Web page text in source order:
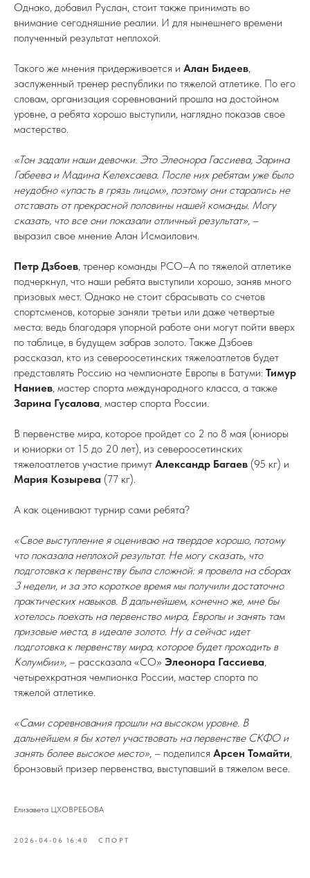
Однако, добавил Руслан, стоит также принимать во
внимание сегодняшние реалии. И для нынешнего времени
полученный результат неплохой.
Такого же мнения придерживается и Алан Бидеев,
заслуженный тренер республики по тяжелой атлетике. По его
словам, организация соревнований прошла на достойном
уровне, а ребята хорошо выступили, наглядно показав свое
мастерство.
«Тон задали наши девочки. Это Элеонора Гассиева, Зарина
Габеева и Мадина Келехсаева. После них ребятам уже было
неудобно «упасть в грязь лицом», поэтому они старались не
отставать от прекрасной половины нашей команды. Могу
сказать, что все они показали отличный результат», –
выразил свое мнение Алан Исмаилович.
Петр Дзбоев, тренер команды РСО–А по тяжелой атлетике
подчеркнул, что наши ребята выступили хорошо, заняв много
призовых мест. Однако не стоит сбрасывать со счетов
спортсменов, которые заняли третьи или даже четвертые
места: ведь благодаря упорной работе они могут пойти вверх
по таблице, в будущем забрав золото. Также Дзбоев
рассказал, кто из североосетинских тяжелоатлетов будет
представлять Россию на чемпионате Европы в Батуми: Тимур
Наниев, мастер спорта международного класса, а также
Зарина Гусалова, мастер спорта России.
В первенстве мира, которое пройдет со 2 по 8 мая (юниоры
и юниорки от 15 до 20 лет), из североосетинских
тяжелоатлетов участие примут Александр Багаев (95 кг) и
Мария Козырева (77 кг).
А как оценивают турнир сами ребята?
«Свое выступление я оцениваю на твердое хорошо, потому
что показала неплохой результат. Не могу сказать, что
подготовка к первенству была сложной: я провела на сборах
3 недели, и за это короткое время мы получили достаточно
практических навыков. В дальнейшем, конечно же, мне бы
хотелось поехать на первенство мира, Европы и занять там
призовые места, в идеале золото. Ну а сейчас идет
подготовка к первенству мира, которое будет проходить в
Колумбии», – рассказала «СО» Элеонора Гассиева,
четырехкратная чемпионка России, мастер спорта по
тяжелой атлетике.
«Сами соревнования прошли на высоком уровне. В
дальнейшем я бы хотел участвовать на первенстве СКФО и
занять более высокое место», – поделился Арсен Томайти,
бронзовый призер первенства, выступавший в тяжелом весе.
Елизавета ЦХОВРЕБОВА
2026-04-06 16:40 СПОРТ